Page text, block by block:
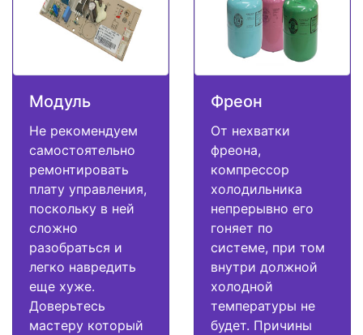
Модуль
Не рекомендуем
самостоятельно
ремонтировать
плату управления,
поскольку в ней
сложно
разобраться и
легко навредить
еще хуже.
Доверьтесь
мастеру который
Фреон
От нехватки
фреона,
компрессор
холодильника
непрерывно его
гоняет по
системе, при том
внутри должной
холодной
температуры не
будет. Причины